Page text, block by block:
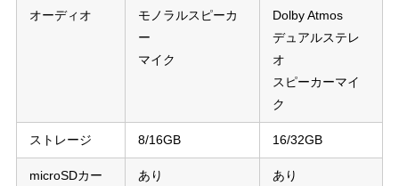
オーディオ
モノラルスピーカ
ー
マイク
Dolby Atmos
デュアルステレ
オ
スピーカーマイ
ク
ストレージ 8/16GB 16/32GB
microSDカー
あり
あり